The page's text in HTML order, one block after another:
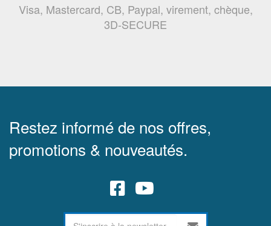
Visa, Mastercard, CB, Paypal, virement, chèque,
3D-SECURE
Restez informé de nos offres,
promotions & nouveautés.